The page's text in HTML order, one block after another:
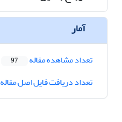
آمار
تعداد مشاهده مقاله 97
تعداد دریافت فایل اصل مقاله